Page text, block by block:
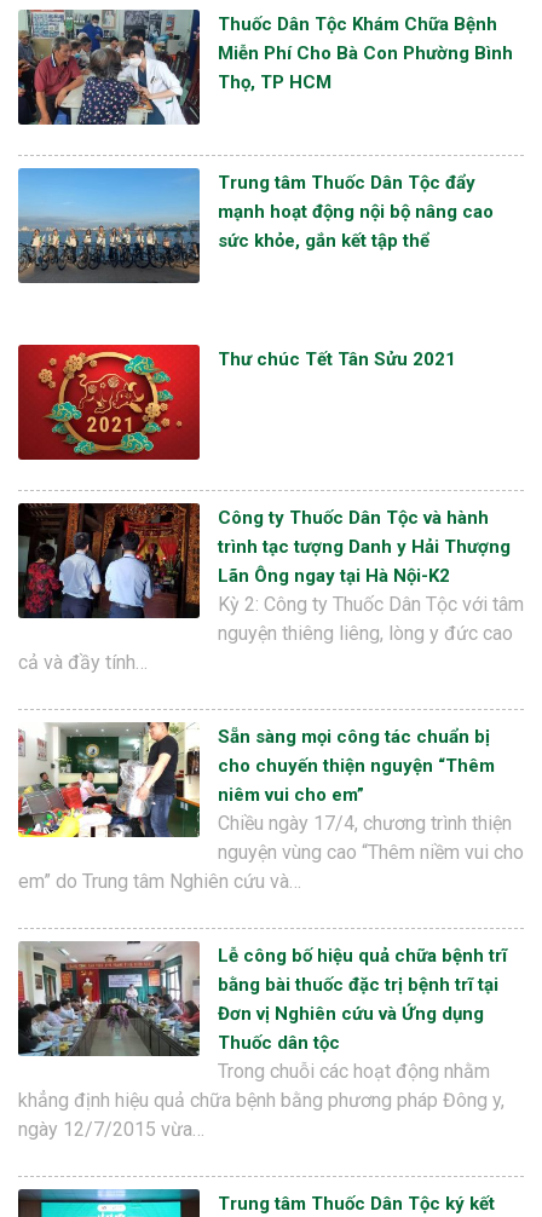
Thuốc Dân Tộc Khám Chữa Bệnh
Miễn Phí Cho Bà Con Phường Bình
Thọ, TP HCM
Trung tâm Thuốc Dân Tộc đẩy
mạnh hoạt động nội bộ nâng cao
sức khỏe, gắn kết tập thể
Thư chúc Tết Tân Sửu 2021
Công ty Thuốc Dân Tộc và hành
trình tạc tượng Danh y Hải Thượng
Lãn Ông ngay tại Hà Nội-K2
Kỳ 2: Công ty Thuốc Dân Tộc với tâm
nguyện thiêng liêng, lòng y đức cao
cả và đầy tính…
Sẵn sàng mọi công tác chuẩn bị
cho chuyến thiện nguyện “Thêm
niêm vui cho em”
Chiều ngày 17/4, chương trình thiện
nguyện vùng cao “Thêm niềm vui cho
em” do Trung tâm Nghiên cứu và…
Lễ công bố hiệu quả chữa bệnh trĩ
bằng bài thuốc đặc trị bệnh trĩ tại
Đơn vị Nghiên cứu và Ứng dụng
Thuốc dân tộc
Trong chuỗi các hoạt động nhằm
khẳng định hiệu quả chữa bệnh bằng phương pháp Đông y,
ngày 12/7/2015 vừa…
Trung tâm Thuốc Dân Tộc ký kết